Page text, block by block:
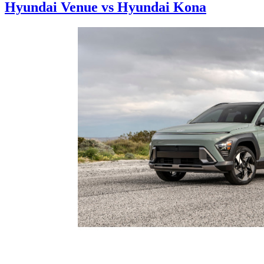
Hyundai Venue vs Hyundai Kona